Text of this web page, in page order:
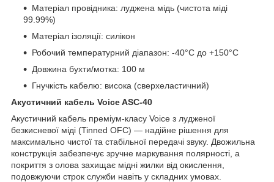
Матеріал провідника: луджена мідь (чистота міді
99.99%)
Матеріал ізоляції: силікон
Робочий температурний діапазон: -40°C до +150°C
Довжина бухти/мотка: 100 м
Гнучкість кабелю: висока (сверхеластичний)
Акустичний кабель Voice ASC-40
Акустичний кабель преміум-класу Voice з лудженої
безкисневої міді (Tinned OFC) — надійне рішення для
максимально чистої та стабільної передачі звуку. Двожильна
конструкція забезпечує зручне маркування полярності, а
покриття з олова захищає мідні жилки від окислення,
подовжуючи строк служби навіть у складних умовах.